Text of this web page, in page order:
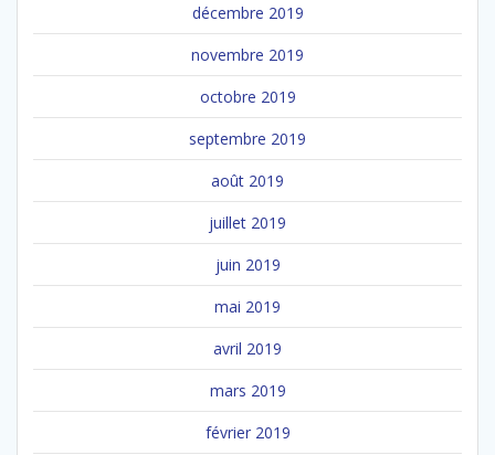
décembre 2019
novembre 2019
octobre 2019
septembre 2019
août 2019
juillet 2019
juin 2019
mai 2019
avril 2019
mars 2019
février 2019